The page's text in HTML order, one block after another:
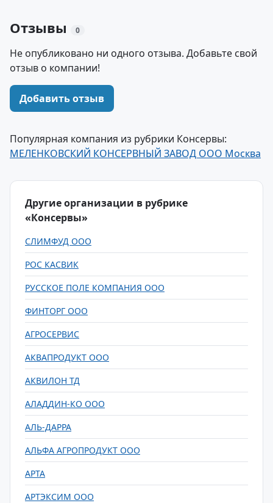
Отзывы 0
Не опубликовано ни одного отзыва. Добавьте свой
отзыв о компании!
Добавить отзыв
Популярная компания из рубрики Консервы:
МЕЛЕНКОВСКИЙ КОНСЕРВНЫЙ ЗАВОД ООО Москва
Другие организации в рубрике
«Консервы»
СЛИМФУД ООО
РОС КАСВИК
РУССКОЕ ПОЛЕ КОМПАНИЯ ООО
ФИНТОРГ ООО
АГРОСЕРВИС
АКВАПРОДУКТ ООО
АКВИЛОН ТД
АЛАДДИН-КО ООО
АЛЬ-ДАРРА
АЛЬФА АГРОПРОДУКТ ООО
АРТА
АРТЭКСИМ ООО